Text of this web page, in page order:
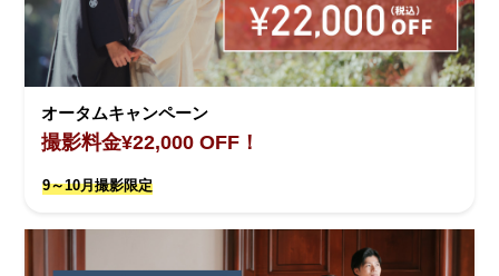
オータムキャンペーン
撮影料金¥22,000 OFF！
9～10月撮影限定